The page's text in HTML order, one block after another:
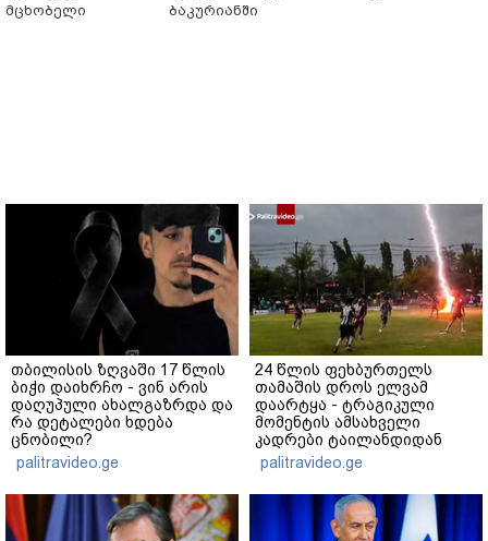
მცხობელი
ბაკურიანში
თბილისის ზღვაში 17 წლის
ბიჭი დაიხრჩო - ვინ არის
დაღუპული ახალგაზრდა და
რა დეტალები ხდება
ცნობილი?
palitravideo.ge
24 წლის ფეხბურთელს
თამაშის დროს ელვამ
დაარტყა - ტრაგიკული
მომენტის ამსახველი
კადრები ტაილანდიდან
მედიაში ვრცელდება
palitravideo.ge